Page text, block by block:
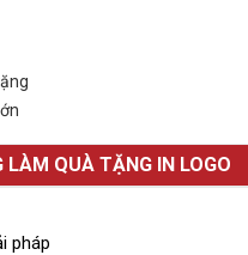
LÀM QUÀ TẶNG IN LOGO
pháp